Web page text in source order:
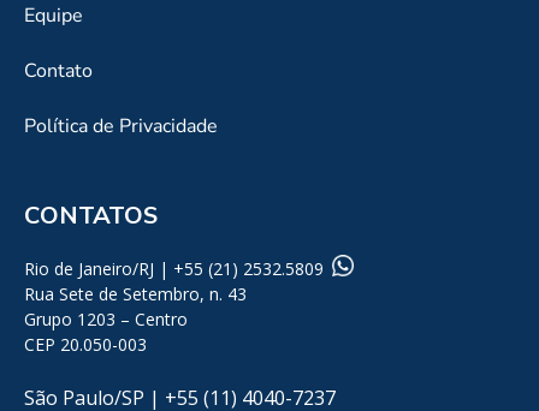
Equipe
Contato
Política de Privacidade
CONTATOS
Rio de Janeiro/RJ | +55 (21) 2532.5809
Rua Sete de Setembro, n. 43
Grupo 1203 – Centro
CEP 20.050-003
São Paulo/SP | +55 (11) 4040-7237